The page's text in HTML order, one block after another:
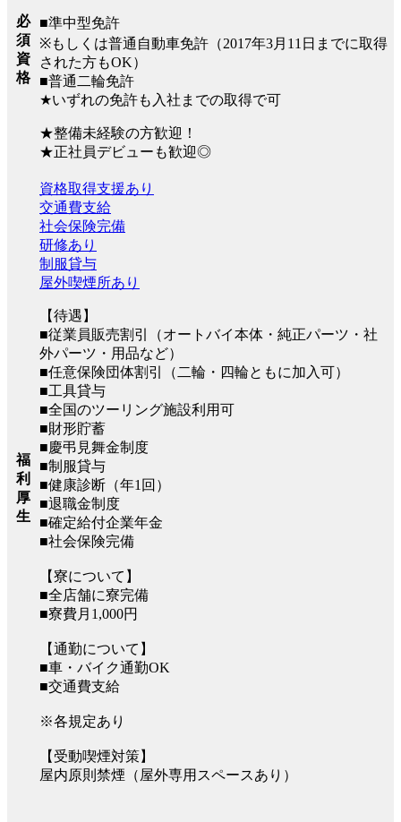
必
須
資
格
■準中型免許
※もしくは普通自動車免許（2017年3月11日までに取得
された方もOK）
■普通二輪免許
★いずれの免許も入社までの取得で可
★整備未経験の方歓迎！
★正社員デビューも歓迎◎
福
利
厚
生
資格取得支援あり
交通費支給
社会保険完備
研修あり
制服貸与
屋外喫煙所あり
【待遇】
■従業員販売割引（オートバイ本体・純正パーツ・社
外パーツ・用品など）
■任意保険団体割引（二輪・四輪ともに加入可）
■工具貸与
■全国のツーリング施設利用可
■財形貯蓄
■慶弔見舞金制度
■制服貸与
■健康診断（年1回）
■退職金制度
■確定給付企業年金
■社会保険完備
【寮について】
■全店舗に寮完備
■寮費月1,000円
【通勤について】
■車・バイク通勤OK
■交通費支給
※各規定あり
【受動喫煙対策】
屋内原則禁煙（屋外専用スペースあり）